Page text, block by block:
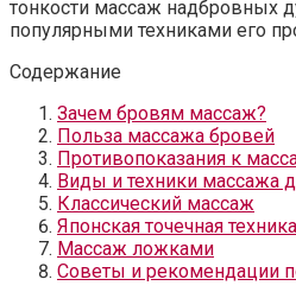
тонкости массаж надбровных
популярными техниками его
Содержание
Зачем бровям массаж?
Польза массажа бровей
Противопоказания к
Виды и техники массажа
Классический массаж
Японская точечная техника
Массаж ложками
Советы и рекомендации